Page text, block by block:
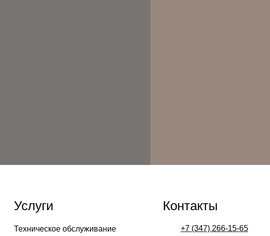
Услуги
Техническое обслуживание
Контакты
+7 (347) 266-15-65